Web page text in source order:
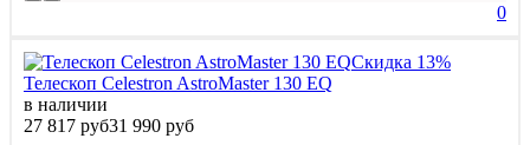
0
Скидка 13%
Телескоп Celestron AstroMaster 130 EQ
в наличии
27 817 руб31 990 руб